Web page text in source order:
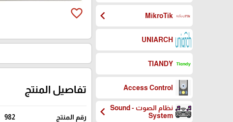
MikroTik
chevron_left
UNIARCH
TIANDY
Access Control
نظام الصوت - Sound
System
chevron_left
favorite_border
تفاصيل المنتج
رقم المنتج 982